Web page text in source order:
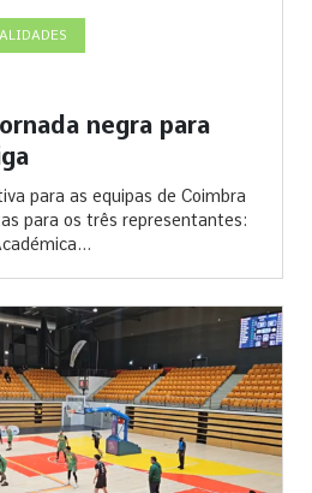
negra para
para as equipas de Coimbra
para os três representantes: